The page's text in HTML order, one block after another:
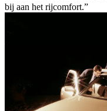
bij aan het rijcomfort.”